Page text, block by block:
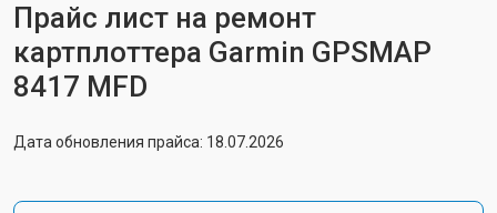
Прайс лист на ремонт
картплоттера Garmin GPSMAP
8417 MFD
Дата обновления прайса: 18.07.2026